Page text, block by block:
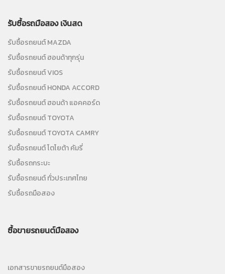
รับซื้อรถมือสอง เงินสด
รับซื้อรถยนต์ MAZDA
รับซื้อรถยนต์ ฮอนด้าทุกรุ่น
รับซื้อรถยนต์ VIOS
รับซื้อรถยนต์ HONDA ACCORD
รับซื้อรถยนต์ ฮอนด้า แอคคอร์ด
รับซื้อรถยนต์ TOYOTA
รับซื้อรถยนต์ TOYOTA CAMRY
รับซื้อรถยนต์ โตโยต้า คัมรี่
รับซื้อรถกระบะ
รับซื้อรถยนต์ ทั่วประเทศไทย
รับซื้อรถมือสอง
ซื้อขายรถยนต์มือสอง
เอกสารขายรถยนต์มือสอง